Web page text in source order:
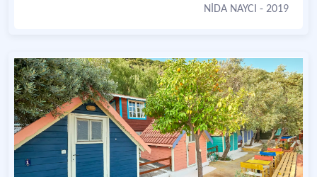
NİDA NAYCI - 2019